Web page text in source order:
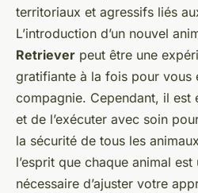
territoriaux et agressifs liés
L’introduction d’un nouvel
Retriever peut être une
gratifiante à la fois pour vous
compagnie. Cependant, il est
et de l’exécuter avec soin
la sécurité de tous les
l’esprit que chaque animal
nécessaire d’ajuster votre